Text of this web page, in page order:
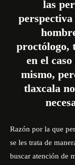
las
proctólogo,
en el
mismo,
tlaxcala
Razón por la que
se les trata de
buscar atención de